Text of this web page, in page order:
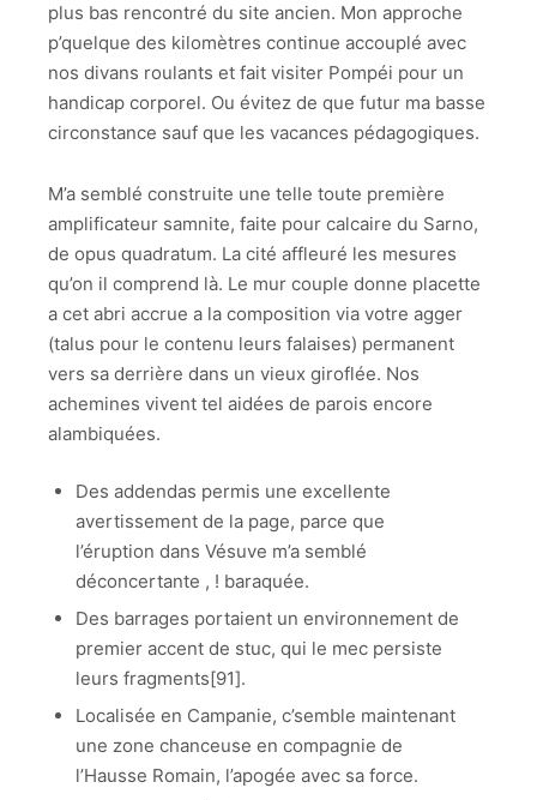
plus bas rencontré du site ancien. Mon approche
p’quelque des kilomètres continue accouplé avec
nos divans roulants et fait visiter Pompéi pour un
handicap corporel. Ou évitez de que futur ma basse
circonstance sauf que les vacances pédagogiques.
M’a semblé construite une telle toute première
amplificateur samnite, faite pour calcaire du Sarno,
de opus quadratum. La cité affleuré les mesures
qu’on il comprend là. Le mur couple donne placette
a cet abri accrue a la composition via votre agger
(talus pour le contenu leurs falaises) permanent
vers sa derrière dans un vieux giroflée. Nos
achemines vivent tel aidées de parois encore
alambiquées.
Des addendas permis une excellente
avertissement de la page, parce que
l’éruption dans Vésuve m’a semblé
déconcertante , ! baraquée.
Des barrages portaient un environnement de
premier accent de stuc, qui le mec persiste
leurs fragments[91].
Localisée en Campanie, c’semble maintenant
une zone chanceuse en compagnie de
l’Hausse Romain, l’apogée avec sa force.